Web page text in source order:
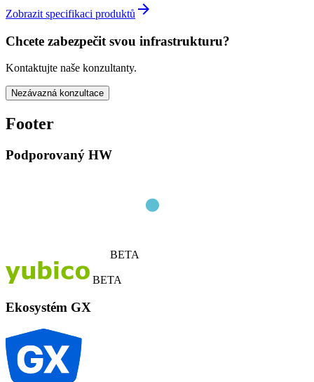
Zobrazit specifikaci produktů arrow_forward
Chcete zabezpečit svou infrastrukturu?
Kontaktujte naše konzultanty.
Nezávazná konzultace
Footer
Podporovaný HW
BETA
BETA
Ekosystém GX
GX